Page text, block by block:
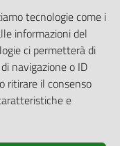
tecnologie come i
informazioni del
ci permetterà di
navigazione o ID
ritirare il consenso
e